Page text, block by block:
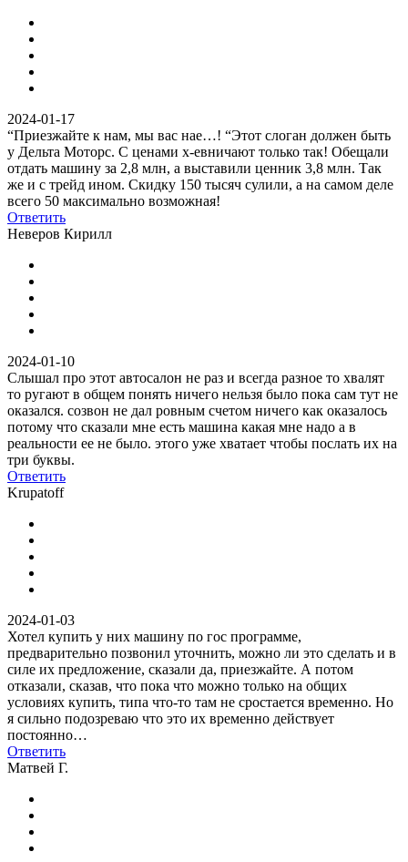
2024-01-17
“Приезжайте к нам, мы вас нае…! “Этот слоган должен быть
у Дельта Моторс. С ценами х-евничают только так! Обещали
отдать машину за 2,8 млн, а выставили ценник 3,8 млн. Так
же и с трейд ином. Скидку 150 тысяч сулили, а на самом деле
всего 50 максимально возможная!
Ответить
Неверов Кирилл
2024-01-10
Слышал про этот автосалон не раз и всегда разное то хвалят
то ругают в общем понять ничего нельзя было пока сам тут не
оказался. созвон не дал ровным счетом ничего как оказалось
потому что сказали мне есть машина какая мне надо а в
реальности ее не было. этого уже хватает чтобы послать их на
три буквы.
Ответить
Krupatoff
2024-01-03
Хотел купить у них машину по гос программе,
предварительно позвонил уточнить, можно ли это сделать и в
силе их предложение, сказали да, приезжайте. А потом
отказали, сказав, что пока что можно только на общих
условиях купить, типа что-то там не сростается временно. Но
я сильно подозреваю что это их временно действует
постоянно…
Ответить
Матвей Г.